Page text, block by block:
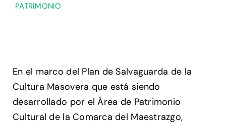
PATRIMONIO
En el marco del Plan de Salvaguarda de la
Cultura Masovera que está siendo
desarrollado por el Área de Patrimonio
Cultural de la Comarca del Maestrazgo,